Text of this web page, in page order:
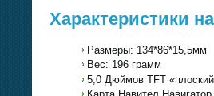
Характеристики
Размеры: 134*86*15,5мм
Вес: 196 грамм
5,0 Дюймов TFT